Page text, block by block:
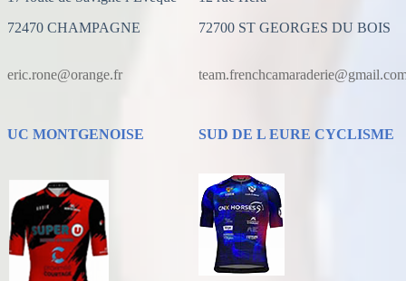
72470 CHAMPAGNE
72700 ST GEORGES DU BOIS
eric.rone@orange.fr
UC MONTGENOISE SUD DE L EURE CYCLISME